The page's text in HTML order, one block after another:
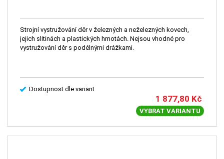
Strojní vystružování děr v železných a neželezných kovech,
jejich slitinách a plastických hmotách. Nejsou vhodné pro
vystružování děr s podélnými drážkami.
Dostupnost dle variant
1 877,80 Kč
VYBRAT VARIANTU